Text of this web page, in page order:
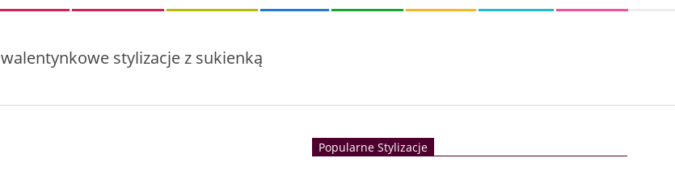
walentynkowe stylizacje z sukienką
Popularne Stylizacje